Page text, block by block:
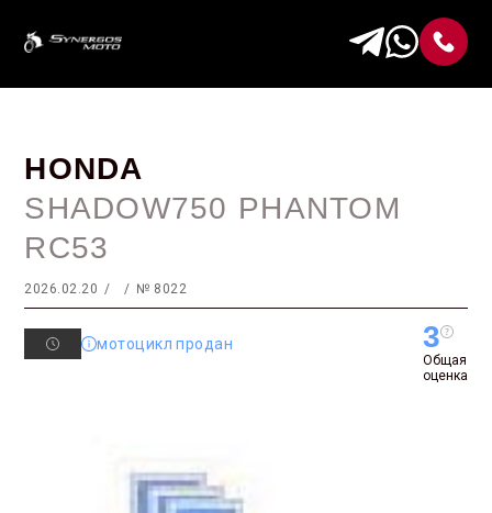
HONDA
SHADOW750 PHANTOM
RC53
2026.02.20 № 8022
мотоцикл продан 3
Общая
оценка